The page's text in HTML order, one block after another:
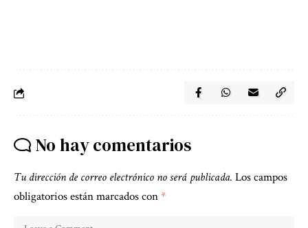
No hay comentarios
Tu dirección de correo electrónico no será publicada. Los campos
obligatorios están marcados con*